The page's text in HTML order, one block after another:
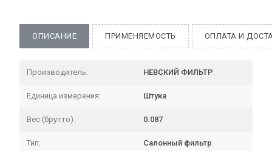
ОПИСАНИЕ ПРИМЕНЯЕМОСТЬ ОПЛАТА И
Производитель: НЕВСКИЙ ФИЛЬТР
Единица измерения: Штука
Вес (брутто): 0.087
Тип: Салонный фильтр